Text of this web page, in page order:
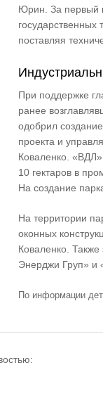
Юрин. За первый
поставляя
При поддержке
ранее
одобрил
проекта и
Коваленко.
10 гектаров в
На создание
На территории
оконных
Коваленко.
Энерджи Груп» и
По информации